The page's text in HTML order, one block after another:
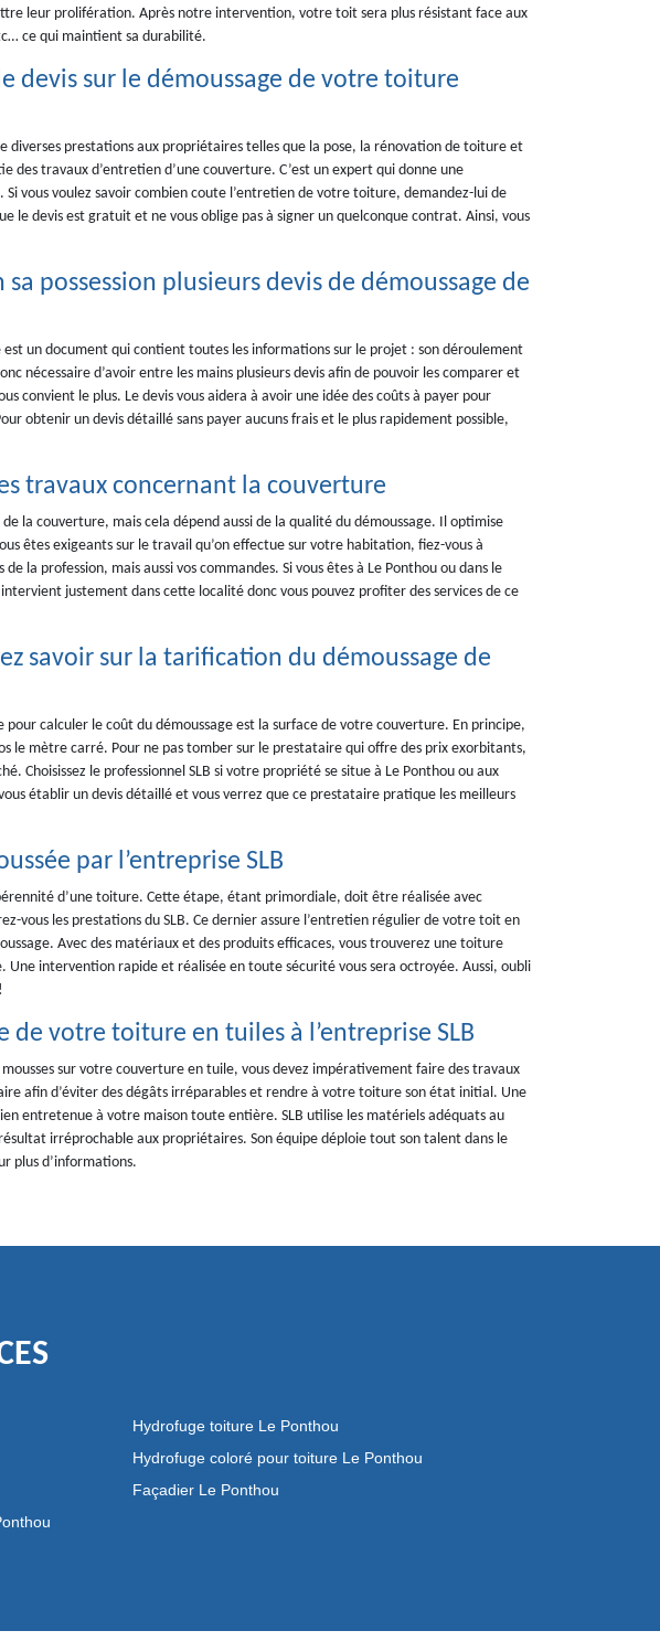
leur prolifération. Après notre intervention, votre toit sera plus résistant face aux
ce qui maintient sa durabilité.
devis sur le démoussage de votre toiture
diverses prestations aux propriétaires telles que la pose, la rénovation de toiture et
des travaux d’entretien d’une couverture. C’est un expert qui donne une
Si vous voulez savoir combien coute l’entretien de votre toiture, demandez-lui de
le devis est gratuit et ne vous oblige pas à signer un quelconque contrat. Ainsi, vous
sa possession plusieurs devis de démoussage de
est un document qui contient toutes les informations sur le projet : son déroulement
nécessaire d’avoir entre les mains plusieurs devis afin de pouvoir les comparer et
convient le plus. Le devis vous aidera à avoir une idée des coûts à payer pour
obtenir un devis détaillé sans payer aucuns frais et le plus rapidement possible,
travaux concernant la couverture
la couverture, mais cela dépend aussi de la qualité du démoussage. Il optimise
êtes exigeants sur le travail qu’on effectue sur votre habitation, fiez-vous à
de la profession, mais aussi vos commandes. Si vous êtes à Le Ponthou ou dans le
justement dans cette localité donc vous pouvez profiter des services de ce
savoir sur la tarification du démoussage de
pour calculer le coût du démoussage est la surface de votre couverture. En principe,
le mètre carré. Pour ne pas tomber sur le prestataire qui offre des prix exorbitants,
Choisissez le professionnel SLB si votre propriété se situe à Le Ponthou ou aux
établir un devis détaillé et vous verrez que ce prestataire pratique les meilleurs
par l’entreprise SLB
d’une toiture. Cette étape, étant primordiale, doit être réalisée avec
vous les prestations du SLB. Ce dernier assure l’entretien régulier de votre toit en
Avec des matériaux et des produits efficaces, vous trouverez une toiture
Une intervention rapide et réalisée en toute sécurité vous sera octroyée. Aussi, oubli
de votre toiture en tuiles à l’entreprise SLB
sur votre couverture en tuile, vous devez impérativement faire des travaux
afin d’éviter des dégâts irréparables et rendre à votre toiture son état initial. Une
entretenue à votre maison toute entière. SLB utilise les matériels adéquats au
irréprochable aux propriétaires. Son équipe déploie tout son talent dans le
plus d’informations.
Hydrofuge toiture Le Ponthou
Hydrofuge coloré pour toiture Le Ponthou
Façadier Le Ponthou